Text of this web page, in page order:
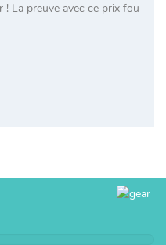
La preuve avec ce prix fou